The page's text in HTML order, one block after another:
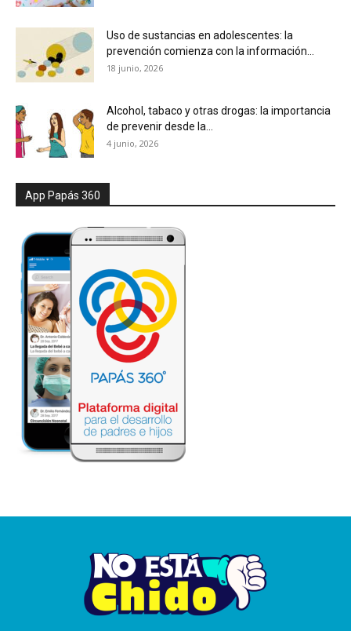
Uso de sustancias en adolescentes: la
prevención comienza con la información...
18 junio, 2026
Alcohol, tabaco y otras drogas: la importancia
de prevenir desde la...
4 junio, 2026
App Papás 360